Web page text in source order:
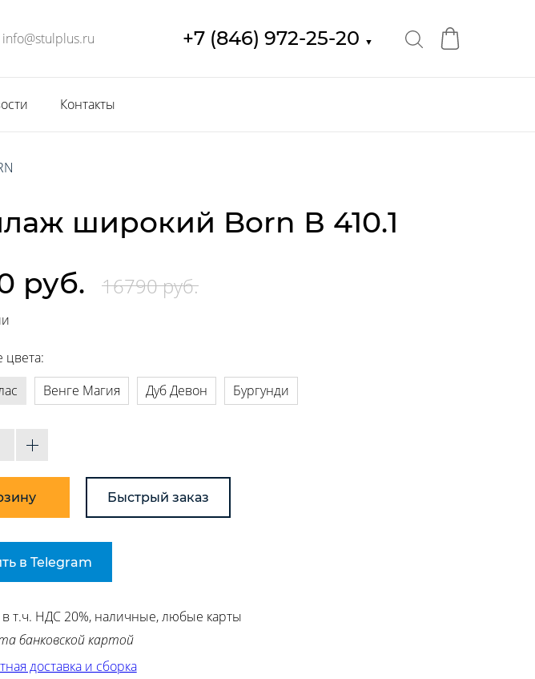
info@stulplus.ru +7 (846) 972-25-20 ▼
Контакты
широкий Born В 410.1
руб.
16790 руб.
Венге Магия Дуб Девон Бургунди
Быстрый заказ
в Telegram
в т.ч. НДС 20%, наличные, любые карты
доставка и сборка